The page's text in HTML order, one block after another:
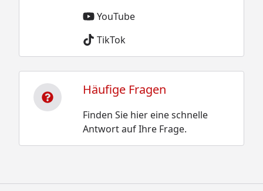
YouTube
TikTok
Häufige Fragen
Finden Sie hier eine schnelle
Antwort auf Ihre Frage.